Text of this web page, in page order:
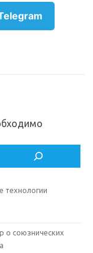
технологии
о союзнических